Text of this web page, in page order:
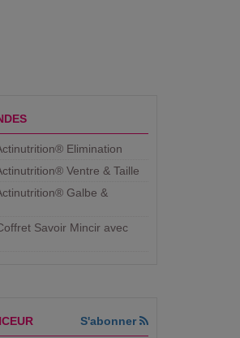
Elimination
Ventre & Taille
Galbe &
Savoir Mincir avec
S'abonner